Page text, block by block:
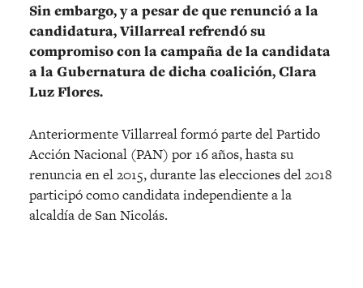
Sin embargo, y a pesar de que renunció a la
candidatura, Villarreal refrendó su
compromiso con la campaña de la candidata
a la Gubernatura de dicha coalición, Clara
Luz Flores.
Anteriormente Villarreal formó parte del Partido
Acción Nacional (PAN) por 16 años, hasta su
renuncia en el 2015, durante las elecciones del 2018
participó como candidata independiente a la
alcaldía de San Nicolás.